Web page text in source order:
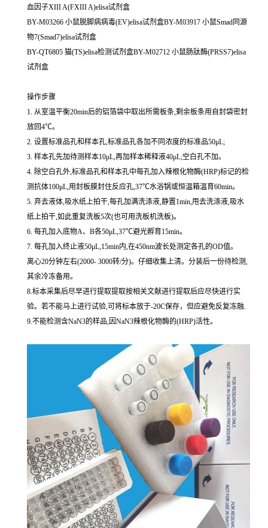
血因子XIII A(FXIII A)elisa试剂盒
BY-M03266 小鼠脱脚病病毒(EV)elisa试剂盒BY-M03917 小鼠Smad同源
物7(Smad7)elisa试剂盒
BY-QT6805 猫(TS)elisa检测试剂盒BY-M02712 小鼠肠肽酶(PRSS7)elisa
试剂盒
操作步骤
1. 从室温平衡20min后的铝箔袋中取出所需板条,剩余板条用自封袋密封
放回4℃。
2. 设置标准品孔和样本孔,标准品孔各加不同浓度的标准品50μL;
3. 样本孔先加待测样本10μL,再加样本稀释液40μL;空白孔不加。
4. 除空白孔外,标准品孔和样本孔中每孔加入辣根化物酶(HRP)标记的检
测抗体100μL,用封板膜封住反应孔,37℃水浴锅或恒温箱温育60min。
5. 弃去液体,吸水纸上拍干,每孔加满洗涤液,静置1min,甩去洗涤液,吸水
纸上拍干,如此重复洗板5次(也可用洗板机洗板)。
6. 每孔加入底物A、B各50μL,37℃避光孵育15min。
7. 每孔加入终止液50μL,15min内,在450nm波长处测定各孔的OD值。
离心20分钟左右(2000- 3000转/分)。仔细收集上清。分装后一份待检测,
其余冷冻备用。
8.标本采集后尽早进行提取提取按相关文献进行提取后应尽快进行实
验。若不能马上进行试验,可将标本放于-20C保存，但应避免反复冻融.
9.不能检测含NaN3的样品,因NaN3辣根化物酶的(HRP)活性。